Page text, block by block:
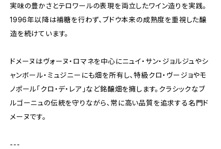
実味の豊かさとテロワールの表現を両立したワイン造りを実践。
1996年以降は補糖を行わず、ブドウ本来の成熟度を重視した醸
造を続けています。
ドメーヌはヴォーヌ・ロマネを中心にニュイ・サン・ジョルジュやシ
ャンボール・ミュジニーにも畑を所有し、特級クロ・ヴージョやモ
ノポール「クロ・デ・レア」など銘醸畑を擁します。クラシックなブ
ルゴーニュの伝統を守りながら、常に高い品質を追求する名門ド
メーヌです。
---